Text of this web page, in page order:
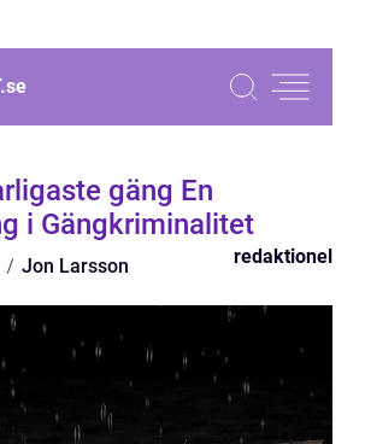
se
gäng En
i Gängkriminalitet
Jon Larsson redaktionel